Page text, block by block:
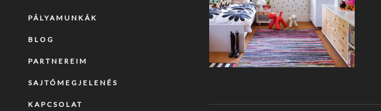
PÁLYAMUNKÁK
BLOG
PARTNEREIM
SAJTÓMEGJELENÉS
KAPCSOLAT